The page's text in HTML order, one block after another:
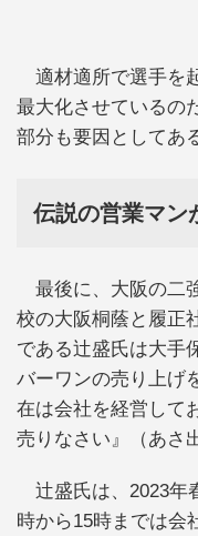
適材適所で選手を
最大化させているの
部分も要因としてあ
伝説の営業マン
最後に、大阪の二
校の大阪桐蔭と履正
である辻盛氏は大手
バーワンの売り上げ
在は会社を経営して
売りなさい』（あさ
辻盛氏は、2023年
時から15時までは会